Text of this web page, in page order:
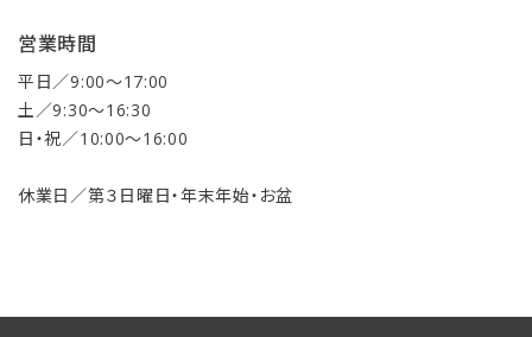
営業時間
平日／9:00〜17:00
土／9:30〜16:30
日・祝／10:00〜16:00
休業日／第３日曜日・年末年始・お盆